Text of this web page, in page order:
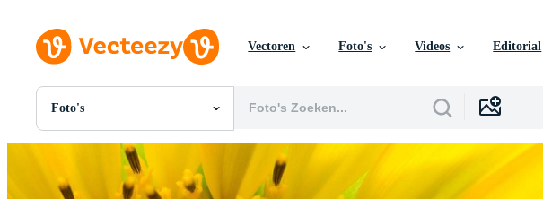
Vectoren Foto's Videos Editorial
Foto's
Alle Afbeeldingen
PSDs